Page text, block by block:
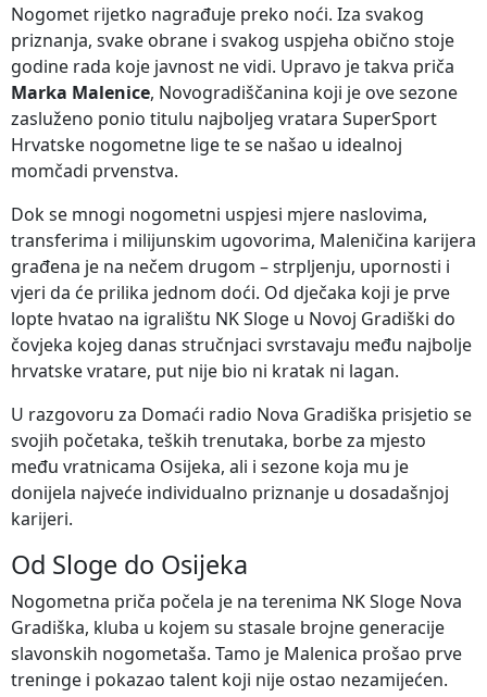
Nogomet rijetko nagrađuje preko noći. Iza svakog
priznanja, svake obrane i svakog uspjeha obično stoje
godine rada koje javnost ne vidi. Upravo je takva priča
Marka Malenice, Novogradiščanina koji je ove sezone
zasluženo ponio titulu najboljeg vratara SuperSport
Hrvatske nogometne lige te se našao u idealnoj
momčadi prvenstva.
Dok se mnogi nogometni uspjesi mjere naslovima,
transferima i milijunskim ugovorima, Maleničina karijera
građena je na nečem drugom – strpljenju, upornosti i
vjeri da će prilika jednom doći. Od dječaka koji je prve
lopte hvatao na igralištu NK Sloge u Novoj Gradiški do
čovjeka kojeg danas stručnjaci svrstavaju među najbolje
hrvatske vratare, put nije bio ni kratak ni lagan.
U razgovoru za Domaći radio Nova Gradiška prisjetio se
svojih početaka, teških trenutaka, borbe za mjesto
među vratnicama Osijeka, ali i sezone koja mu je
donijela najveće individualno priznanje u dosadašnjoj
karijeri.
Od Sloge do Osijeka
Nogometna priča počela je na terenima NK Sloge Nova
Gradiška, kluba u kojem su stasale brojne generacije
slavonskih nogometaša. Tamo je Malenica prošao prve
treninge i pokazao talent koji nije ostao nezamijećen.